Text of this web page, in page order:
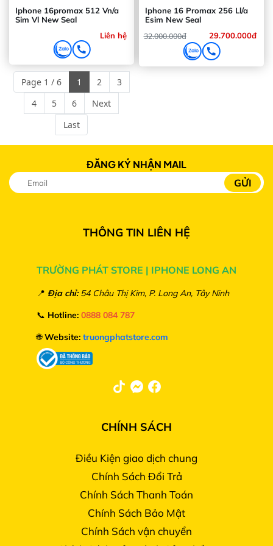
Camera kép đa chức năng quay chụp
chuyên nghiệp
cho phần cảm biến trên máy được rộng hơn.
Camera góc siêu rộng (Ultra Wide) 12 MP mở rộng
hơn trong một khung hình nhất là khi chụp bao
quát khung cảnh hoặc chụp ảnh thiên nhiên, ảnh
Iphone 16promax 512 Vn/a
Sim Vl New Seal
Liên hệ
Iphone 16 Promax 256 Ll/a
Esim New Seal
29.700.000đ
32.000.000đ
Page 1 / 6 1 2
3
4
5 6
Next
Last
ĐĂNG KÝ NHẬN MAIL
THÔNG TIN LIÊN HỆ
TRƯỜNG PHÁT STORE | IPHONE LONG AN
📍 Địa chỉ:54 Châu Thị Kim, P. Long An, Tây Ninh
📞 Hotline: 0888 084 787
🌐Website: truongphatstore.com
CHÍNH SÁCH
Điều Kiện giao dịch chung
Chính Sách Đổi Trả
Chính Sách Thanh Toán
Chính Sách Bảo Mật
Chính Sách vận chuyển